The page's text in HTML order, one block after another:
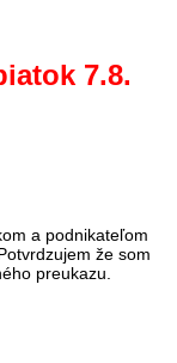
7.8.
a podnikateľom
že som
preukazu.